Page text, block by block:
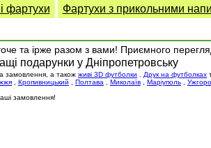
фартухи
Фартухи з прикольними
та ірже разом з вами! Приємного
подарунки у Дніпропетровську
замовлення, а також живі 3D футболки Друк на футболках
Кропивницький Полтава Миколаїв Маріуполь
замовлення!